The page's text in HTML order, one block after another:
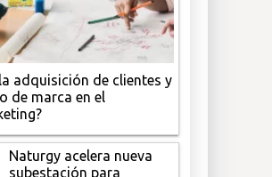
adquisición de clientes y
de marca en el
Naturgy acelera nueva
subestación para